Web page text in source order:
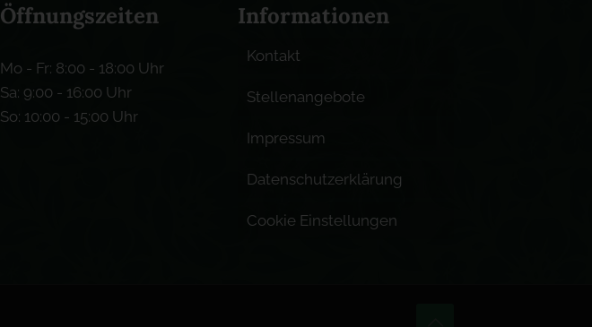
Öffnungszeiten
Mo - Fr: 8:00 - 18:00 Uhr
Sa: 9:00 - 16:00 Uhr
So: 10:00 - 15:00 Uhr
Informationen
Kontakt
Stellenangebote
Impressum
Datenschutzerklärung
Cookie Einstellungen